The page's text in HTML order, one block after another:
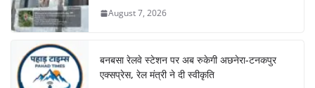
August 7, 2026
बनबसा रेलवे स्टेशन पर अब रुकेगी अछनेरा-टनकपुर
एक्सप्रेस, रेल मंत्री ने दी स्वीकृति